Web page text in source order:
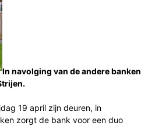
In navolging van de andere banken
19 april zijn deuren, in
zorgt de bank voor een duo